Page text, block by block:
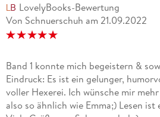
LovelyBooks-Bewertung
Von Schnuerschuh am 21.09.2022
Band 1 konnte mich begeistern &
Eindruck: Es ist ein gelunger,
voller Hexerei. Ich wünsche mir
also so ähnlich wie Emma;) Lesen ist